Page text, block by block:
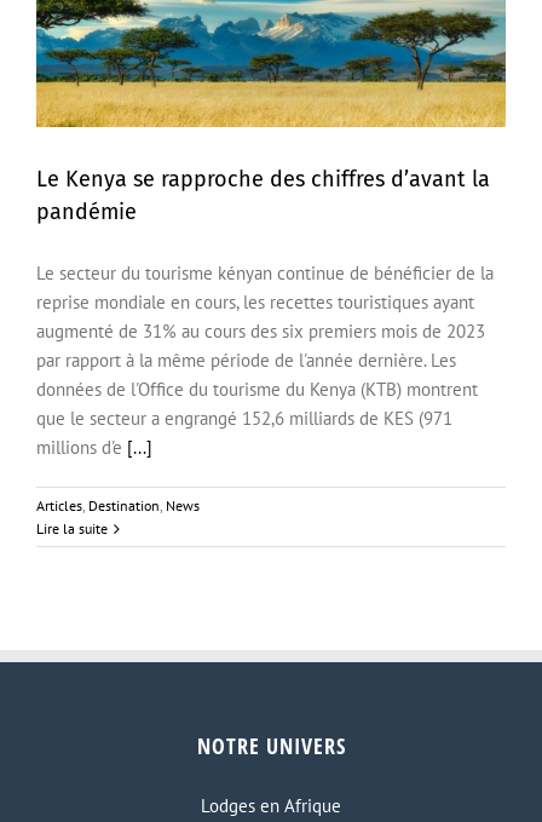
Le Kenya se rapproche des chiffres d’avant la
pandémie
Le secteur du tourisme kényan continue de bénéficier de la
reprise mondiale en cours, les recettes touristiques ayant
augmenté de 31% au cours des six premiers mois de 2023
par rapport à la même période de l'année dernière. Les
données de l'Office du tourisme du Kenya (KTB) montrent
que le secteur a engrangé 152,6 milliards de KES (971
millions d'e [...]
Articles, Destination, News
Lire la suite
NOTRE UNIVERS
Lodges en Afrique